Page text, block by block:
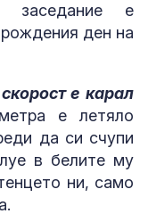
заседание е
ден на
е карал
е летяло
да си счупи
в белите му
ни, само